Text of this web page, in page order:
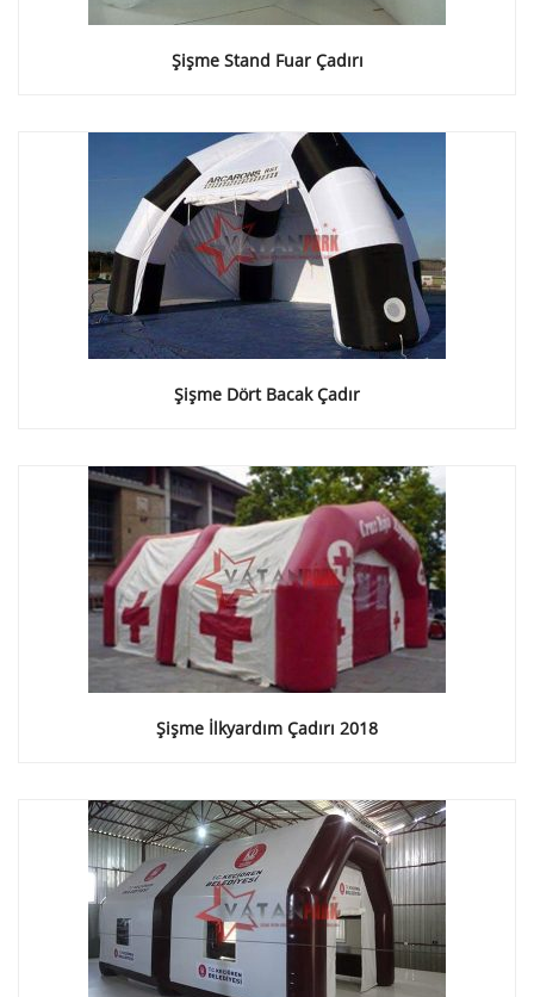
Şişme Stand Fuar Çadırı
Şişme Dört Bacak Çadır
Şişme İlkyardım Çadırı 2018